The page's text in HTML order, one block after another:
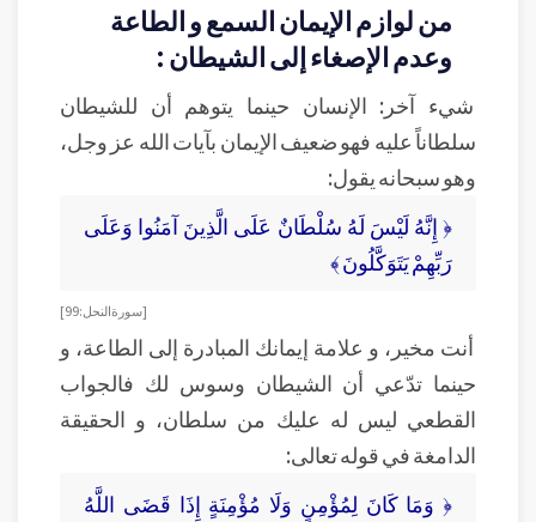
من لوازم الإيمان السمع و الطاعة
وعدم الإصغاء إلى الشيطان :
شيء آخر: الإنسان حينما يتوهم أن للشيطان
سلطاناً عليه فهو ضعيف الإيمان بآيات الله عز وجل،
وهو سبحانه يقول:
﴿ إِنَّهُ لَيْسَ لَهُ سُلْطَانٌ عَلَى الَّذِينَ آمَنُوا وَعَلَى
رَبِّهِمْ يَتَوَكَّلُونَ ﴾
[ سورة النحل: 99]
أنت مخير، و علامة إيمانك المبادرة إلى الطاعة، و
حينما تدّعي أن الشيطان وسوس لك فالجواب
القطعي ليس له عليك من سلطان، و الحقيقة
الدامغة في قوله تعالى:
﴿ وَمَا كَانَ لِمُؤْمِنٍ وَلَا مُؤْمِنَةٍ إِذَا قَضَى اللَّهُ